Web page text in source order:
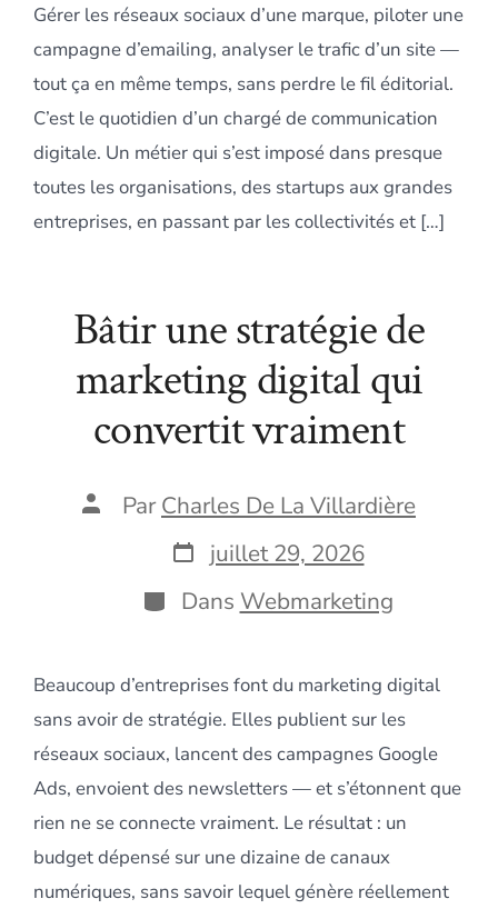
Gérer les réseaux sociaux d’une marque, piloter une
campagne d’emailing, analyser le trafic d’un site —
tout ça en même temps, sans perdre le fil éditorial.
C’est le quotidien d’un chargé de communication
digitale. Un métier qui s’est imposé dans presque
toutes les organisations, des startups aux grandes
entreprises, en passant par les collectivités et […]
Bâtir une stratégie de
marketing digital qui
convertit vraiment
Auteur
publication
ParCharles De La Villardière
Date
de
publication
juillet 29, 2026
Catégories
Dans Webmarketing
Beaucoup d’entreprises font du marketing digital
sans avoir de stratégie. Elles publient sur les
réseaux sociaux, lancent des campagnes Google
Ads, envoient des newsletters — et s’étonnent que
rien ne se connecte vraiment. Le résultat : un
budget dépensé sur une dizaine de canaux
numériques, sans savoir lequel génère réellement